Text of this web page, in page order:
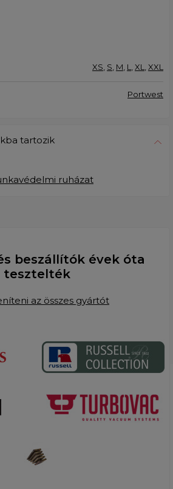
XS S M L XL XXL
Portwest
tartozik
ruházat
beszállítók évek óta
tesztelték
az összes gyártót